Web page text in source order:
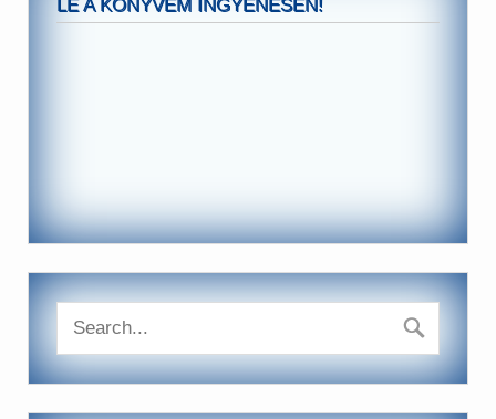
LE A KÖNYVEM INGYENESEN!